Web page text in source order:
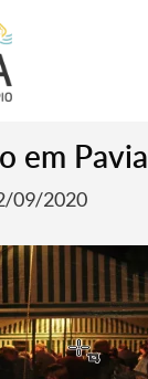
em Pavia
09/2020